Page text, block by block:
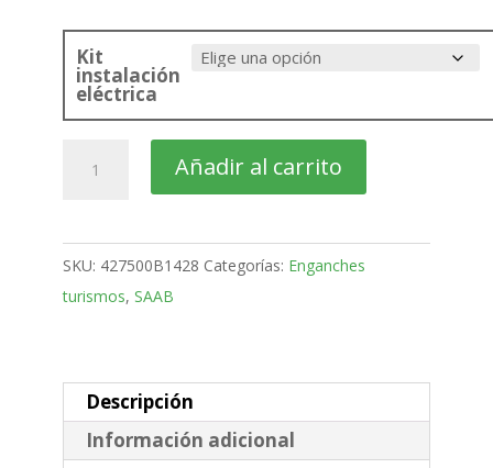
Kit
instalación
eléctrica
44807
Puertas
Bola
desmontable
2002-
2012
Añadir al carrito
SKU: 427500B1428 Categorías: Enganches
turismos, SAAB
Descripción
Información adicional